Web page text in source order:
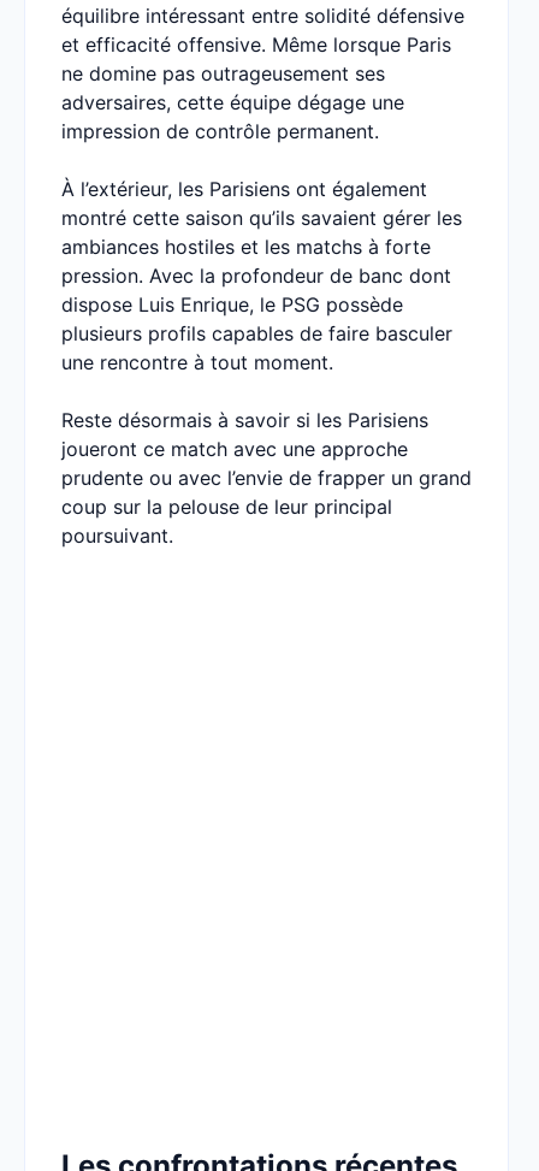
équilibre intéressant entre solidité défensive
et efficacité offensive. Même lorsque Paris
ne domine pas outrageusement ses
adversaires, cette équipe dégage une
impression de contrôle permanent.
À l’extérieur, les Parisiens ont également
montré cette saison qu’ils savaient gérer les
ambiances hostiles et les matchs à forte
pression. Avec la profondeur de banc dont
dispose Luis Enrique, le PSG possède
plusieurs profils capables de faire basculer
une rencontre à tout moment.
Reste désormais à savoir si les Parisiens
joueront ce match avec une approche
prudente ou avec l’envie de frapper un grand
coup sur la pelouse de leur principal
poursuivant.